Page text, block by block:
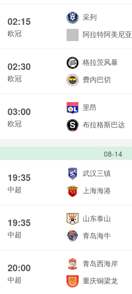
02:15
欧冠
采列
阿拉特阿美尼亚
02:30
欧冠
格拉茨风暴
费内巴切
03:00
欧冠
里昂
布拉格斯巴达
08-14
19:35
中超
武汉三镇
上海海港
19:35
中超
山东泰山
青岛海牛
20:00
中超
青岛西海岸
重庆铜梁龙